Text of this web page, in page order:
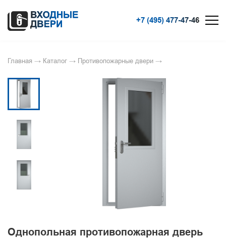
+7 (495) 477-47-46
Главная → Каталог → Противопожарные двери →
Однопольная противопожарная дверь